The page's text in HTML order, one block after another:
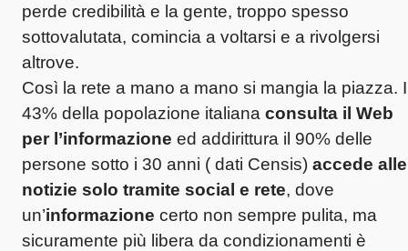
perde credibilità e la gente, troppo spesso
sottovalutata, comincia a voltarsi e a rivolgersi
altrove.
Così la rete a mano a mano si mangia la piazza.
43% della popolazione italiana consulta il Web
per l’informazione ed addirittura il 90% delle
persone sotto i 30 anni ( dati Censis) accede alle
notizie solo tramite social e rete, dove
un’informazione certo non sempre pulita, ma
sicuramente più libera da condizionamenti è